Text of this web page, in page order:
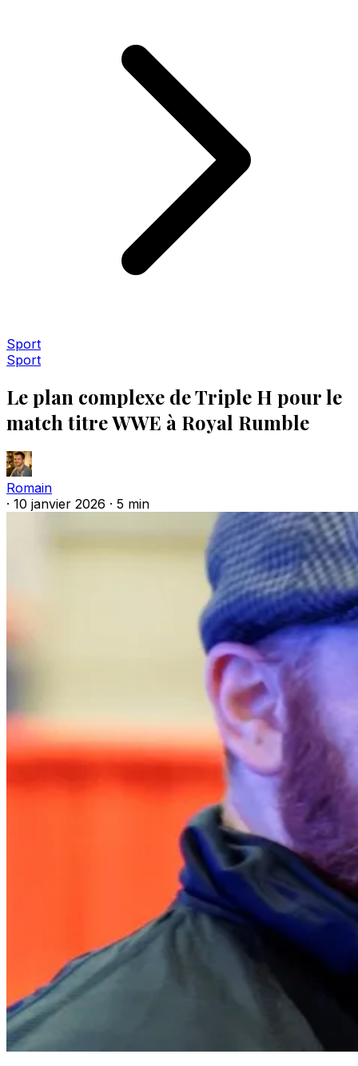
Sport
Sport
Le plan complexe de Triple H pour le
match titre WWE à Royal Rumble
Romain
· 10 janvier 2026 · 5 min